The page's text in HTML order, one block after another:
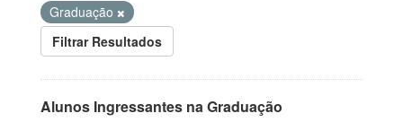
Graduação
Filtrar Resultados
Alunos Ingressantes na Graduação